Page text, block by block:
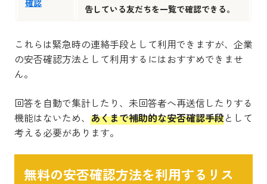
告している友だちを一覧で確認できる。
これらは緊急時の連絡手段として利用できますが、企業
の安否確認方法として利用するにはおすすめできませ
ん。
回答を自動で集計したり、未回答者へ再送信したりする
機能はないため、 あくまで補助的な安否確認手段として
考える必要があります。
無料の安否確認方法を利用するリス